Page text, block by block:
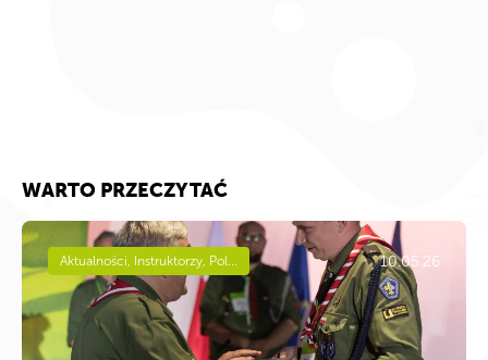
WARTO PRZECZYTAĆ
Aktualności, Instruktorzy, Pol... 10.05.26